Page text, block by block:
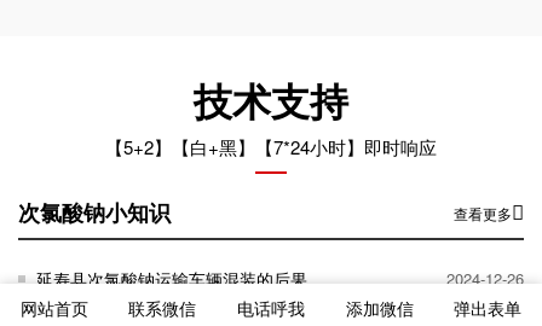
技术支持
【5+2】【白+黑】【7*24小时】即时响应
次氯酸钠小知识 查看更多
延寿县次氯酸钠运输车辆混装的后果 2024-12-26
网站首页 联系微信 电话呼我 添加微信 弹出表单